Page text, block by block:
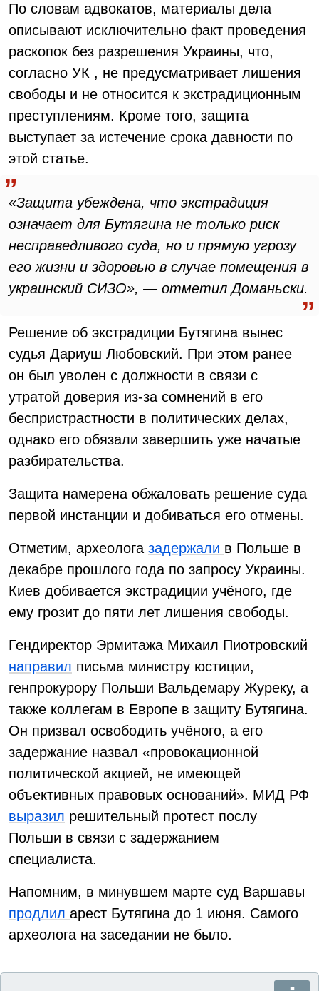
По словам адвокатов, материалы дела
описывают исключительно факт проведения
раскопок без разрешения Украины, что,
согласно УК , не предусматривает лишения
свободы и не относится к экстрадиционным
преступлениям. Кроме того, защита
выступает за истечение срока давности по
этой статье.
«Защита убеждена, что экстрадиция
означает для Бутягина не только риск
несправедливого суда, но и прямую угрозу
его жизни и здоровью в случае помещения в
украинский СИЗО», — отметил Доманьски.
Решение об экстрадиции Бутягина вынес
судья Дариуш Любовский. При этом ранее
он был уволен с должности в связи с
утратой доверия из-за сомнений в его
беспристрастности в политических делах,
однако его обязали завершить уже начатые
разбирательства.
Защита намерена обжаловать решение суда
первой инстанции и добиваться его отмены.
Отметим, археолога задержали в Польше в
декабре прошлого года по запросу Украины.
Киев добивается экстрадиции учёного, где
ему грозит до пяти лет лишения свободы.
Гендиректор Эрмитажа Михаил Пиотровский
направил письма министру юстиции,
генпрокурору Польши Вальдемару Журеку, а
также коллегам в Европе в защиту Бутягина.
Он призвал освободить учёного, а его
задержание назвал «провокационной
политической акцией, не имеющей
объективных правовых оснований». МИД РФ
выразил решительный протест послу
Польши в связи с задержанием
специалиста.
Напомним, в минувшем марте суд Варшавы
продлил арест Бутягина до 1 июня. Самого
археолога на заседании не было.